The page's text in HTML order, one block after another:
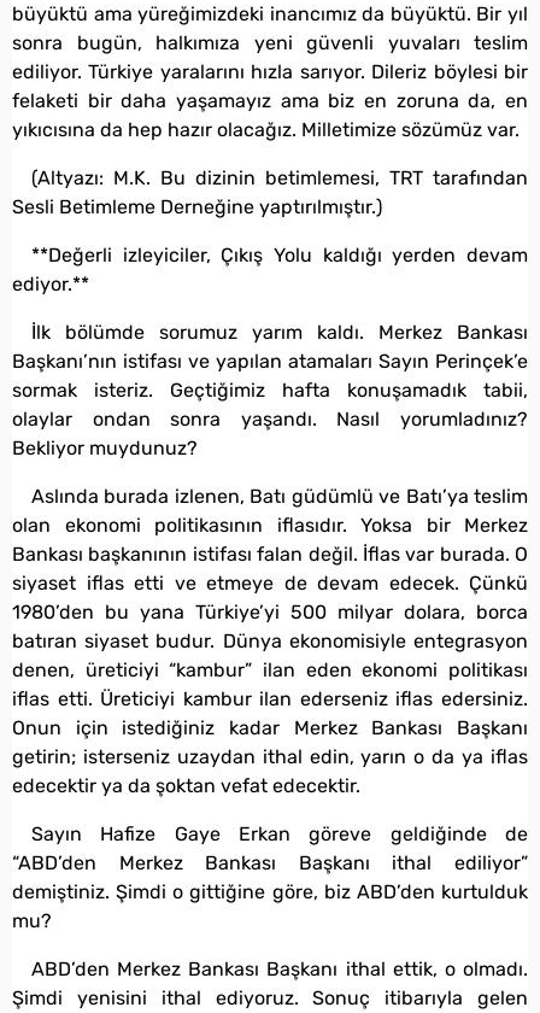
büyüktü ama yüreğimizdeki inancımız da büyüktü. Bir yıl
sonra bugün, halkımıza yeni güvenli yuvaları teslim
ediliyor. Türkiye yaralarını hızla sarıyor. Dileriz böylesi bir
felaketi bir daha yaşamayız ama biz en zoruna da, en
yıkıcısına da hep hazır olacağız. Milletimize sözümüz var.
(Altyazı: M.K. Bu dizinin betimlemesi, TRT tarafından
Sesli Betimleme Derneğine yaptırılmıştır.)
**Değerli izleyiciler, Çıkış Yolu kaldığı yerden devam
ediyor.**
İlk bölümde sorumuz yarım kaldı. Merkez Bankası
Başkanı’nın istifası ve yapılan atamaları Sayın Perinçek’e
sormak isteriz. Geçtiğimiz hafta konuşamadık tabii,
olaylar ondan sonra yaşandı. Nasıl yorumladınız?
Bekliyor muydunuz?
Aslında burada izlenen, Batı güdümlü ve Batı’ya teslim
olan ekonomi politikasının iflasıdır. Yoksa bir Merkez
Bankası başkanının istifası falan değil. İflas var burada. O
siyaset iflas etti ve etmeye de devam edecek. Çünkü
1980’den bu yana Türkiye’yi 500 milyar dolara, borca
batıran siyaset budur. Dünya ekonomisiyle entegrasyon
denen, üreticiyi “kambur” ilan eden ekonomi politikası
iflas etti. Üreticiyi kambur ilan ederseniz iflas edersiniz.
Onun için istediğiniz kadar Merkez Bankası Başkanı
getirin; isterseniz uzaydan ithal edin, yarın o da ya iflas
edecektir ya da şoktan vefat edecektir.
Sayın Hafize Gaye Erkan göreve geldiğinde de
“ABD’den Merkez Bankası Başkanı ithal ediliyor”
demiştiniz. Şimdi o gittiğine göre, biz ABD’den kurtulduk
mu?
ABD’den Merkez Bankası Başkanı ithal ettik, o olmadı.
Şimdi yenisini ithal ediyoruz. Sonuç itibarıyla gelen